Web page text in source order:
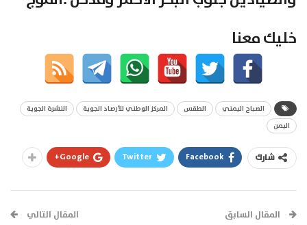
خليك معنا
الصباح اليمني الطقس المركز الوطني للأرصاد الجوية
النشرة الجوية
اليمن
شارك Facebook
Twitter
Google+
المقال السابق المقال التالي